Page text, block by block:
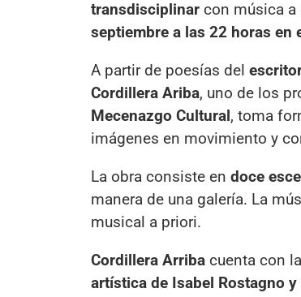
transdisciplinar con música a
septiembre a las 22 horas en
A partir de poesías del
Cordillera Ariba, uno de los
Mecenazgo Cultural, toma
imágenes en movimiento y
La obra consiste en doce
manera de una galería. La
musical a priori.
Cordillera Arriba cuenta con la
artística de Isabel Rostagno